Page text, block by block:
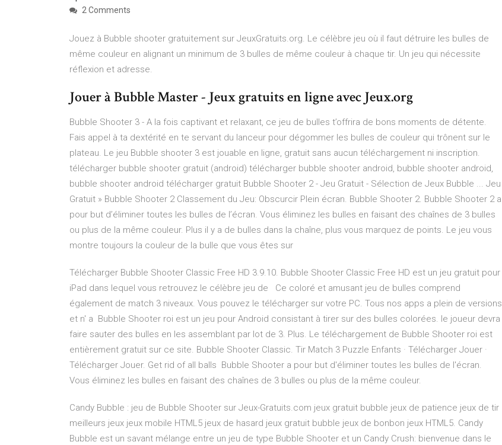
2 Comments
Jouez à Bubble shooter gratuitement sur JeuxGratuits.org. Le célèbre jeu où il faut détruire les bulles de
même couleur en alignant un minimum de 3 bulles de même couleur à chaque tir. Un jeu qui nécessite
réflexion et adresse.
Jouer à Bubble Master - Jeux gratuits en ligne avec Jeux.org
Bubble Shooter 3 - A la fois captivant et relaxant, ce jeu de bulles t’offrira de bons moments de détente.
Fais appel à ta dextérité en te servant du lanceur pour dégommer les bulles de couleur qui trônent sur le
plateau. Le jeu Bubble shooter 3 est jouable en ligne, gratuit sans aucun téléchargement ni inscription.
télécharger bubble shooter gratuit (android) télécharger bubble shooter android, bubble shooter android,
bubble shooter android télécharger gratuit Bubble Shooter 2 - Jeu Gratuit - Sélection de Jeux Bubble ... Jeu
Gratuit » Bubble Shooter 2 Classement du Jeu: Obscurcir Plein écran. Bubble Shooter 2. Bubble Shooter 2 a
pour but d’éliminer toutes les bulles de l’écran. Vous éliminez les bulles en faisant des chaînes de 3 bulles
ou plus de la même couleur. Plus il y a de bulles dans la chaîne, plus vous marquez de points. Le jeu vous
montre toujours la couleur de la bulle que vous êtes sur
Télécharger Bubble Shooter Classic Free HD 3.9.10. Bubble Shooter Classic Free HD est un jeu gratuit pour
iPad dans lequel vous retrouvez le célèbre jeu de Ce coloré et amusant jeu de bulles comprend
également de match 3 niveaux. Vous pouvez le télécharger sur votre PC. Tous nos apps a plein de versions
et n' a Bubble Shooter roi est un jeu pour Android consistant à tirer sur des bulles colorées. le joueur devra
faire sauter des bulles en les assemblant par lot de 3. Plus. Le téléchargement de Bubble Shooter roi est
entièrement gratuit sur ce site. Bubble Shooter Classic. Tir Match 3 Puzzle Enfants · Télécharger Jouer ·
Télécharger Jouer. Get rid of all balls Bubble Shooter a pour but d'éliminer toutes les bulles de l'écran.
Vous éliminez les bulles en faisant des chaînes de 3 bulles ou plus de la même couleur.
Candy Bubble : jeu de Bubble Shooter sur Jeux-Gratuits.com jeux gratuit bubble jeux de patience jeux de tir
meilleurs jeux jeux mobile HTML5 jeux de hasard jeux gratuit bubble jeux de bonbon jeux HTML5. Candy
Bubble est un savant mélange entre un jeu de type Bubble Shooter et un Candy Crush: bienvenue dans le